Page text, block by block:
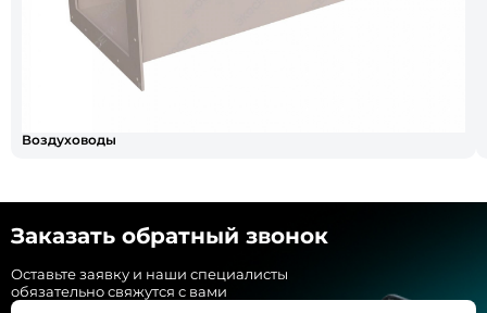
Воздуховоды
Заказать обратный звонок
Оставьте заявку и наши специалисты
обязательно свяжутся с вами